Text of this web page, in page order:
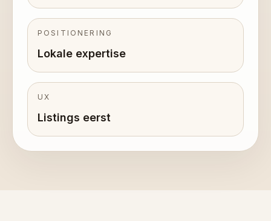
POSITIONERING
Lokale expertise
UX
Listings eerst